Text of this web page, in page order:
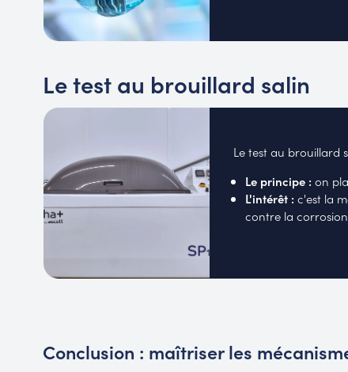
Le test au brouillard salin
Le test au brouillard
Le principe : on
L'intérêt : c'est la
contre la
Conclusion : maîtriser les